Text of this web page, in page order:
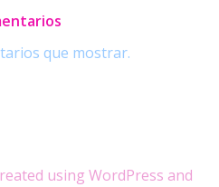
que mostrar.
using WordPress and